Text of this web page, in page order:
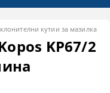
кутии за мазилка
KP67/2